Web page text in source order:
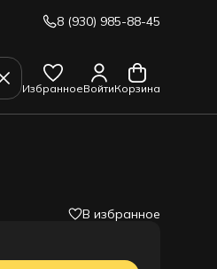
8 (930) 985-88-45
ИзбранноеВойтиКорзина
В избранное